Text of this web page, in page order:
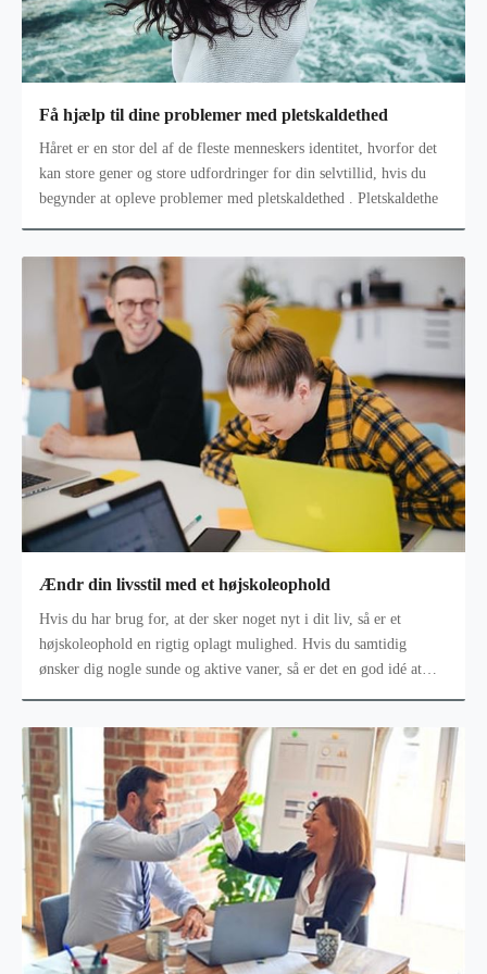
Få hjælp til dine problemer med pletskaldethed
Håret er en stor del af de fleste menneskers identitet, hvorfor det
kan store gener og store udfordringer for din selvtillid, hvis du
begynder at opleve problemer med pletskaldethed . Pletskaldethe
Ændr din livsstil med et højskoleophold
Hvis du har brug for, at der sker noget nyt i dit liv, så er et
højskoleophold en rigtig oplagt mulighed. Hvis du samtidig
ønsker dig nogle sunde og aktive vaner, så er det en god idé at